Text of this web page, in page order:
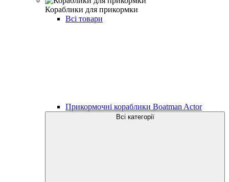
Кораблики для прикормки
Всі товари
Прикормочні кораблики Boatman Actor
Всі категорії